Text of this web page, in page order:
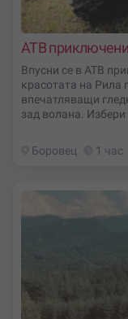
АТВ
Впусни се в АТВ
красотата на Рила
впечатляващи
зад волана. Избери
Боровец 1 час